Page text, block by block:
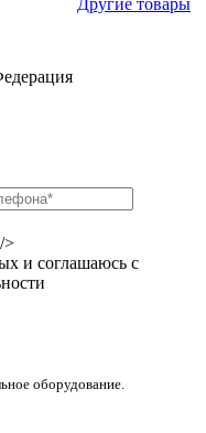
>
и соглашаюсь с
оборудование.